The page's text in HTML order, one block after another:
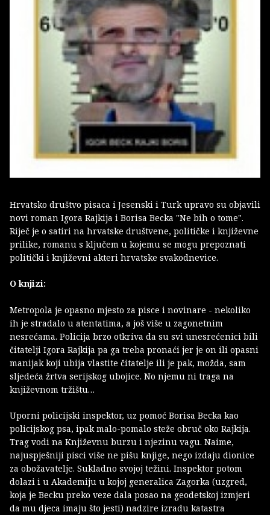
Hrvatsko društvo pisaca i Jesenski i Turk upravo su objavili
novi roman Igora Rajkija i Borisa Becka "Ne bih o tome".
Riječ je o satiri na hrvatske društvene, političke i književne
prilike, romanu s ključem u kojemu se mogu prepoznati
politički i književni akteri hrvatske svakodnevice.
O knjizi:
Metropola je opasno mjesto za pisce i novinare - nekoliko
ih je stradalo u atentatima, a još više u zagonetnim
nesrećama. Policija brzo otkriva da su svi unesrećenici bili
čitatelji Igora Rajkija pa ga treba pronaći jer je on ili opasni
manijak koji ubija vlastite čitatelje ili je pak, možda, sam
sljedeća žrtva serijskog ubojice. No njemu ni traga na
književnom tržištu…
Uporni policijski inspektor, uz pomoć Borisa Becka kao
policijskog psa, ipak malo-pomalo steže obruč oko Rajkija.
Trag vodi na Književnu burzu i njezinu vagu. Naime,
najuspješniji pisci više ne pišu knjige, nego izdaju dionice
za obožavatelje. Sukladno svojoj težini. Inspektor potom
dolazi i u Akademiju u kojoj generalica Zagorka (uzgred,
koja je Becku preko veze dala posao na geodetskoj izmjeri
da mu djeca imaju što jesti) nadzire izradu katastra